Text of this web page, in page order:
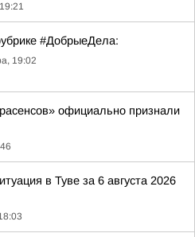
#ДобрыеДела:
19:02
официально признали
в Туве за 6 августа 2026